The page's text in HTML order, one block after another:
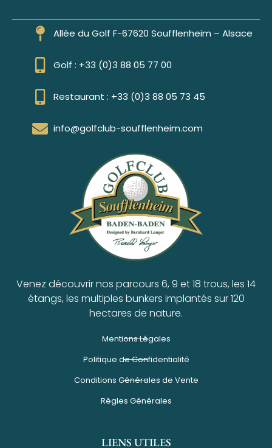
Allée du Golf F-67620 Soufflenheim – Alsace
Golf : +33 (0)3 88 05 77 00
Restaurant : +33 (0)3 88 05 73 45
info@golfclub-soufflenheim.com
Venez découvrir nos parcours 6, 9 et 18 trous, les 14
étangs, les multiples bunkers implantés sur 120
hectares de nature.
Mentions Légales
Politique de Confidentialité
Conditions Générales de Vente
Règles Générales
LIENS UTILES